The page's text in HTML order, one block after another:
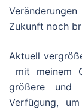
Zukunft noch
Aktuell
mit meinem
größere und
Verfügung,